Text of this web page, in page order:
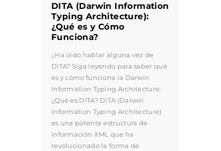
DITA (Darwin Information
Typing Architecture):
¿Qué es y Cómo
Funciona?
¿Ha oído hablar alguna vez de
DITA? Siga leyendo para saber qué
es y cómo funciona la Darwin
Information Typing Architecture:
¿Qué es DITA? DITA (Darwin
Information Typing Architecture)
es una potente estructura de
información XML que ha
revolucionado la forma de